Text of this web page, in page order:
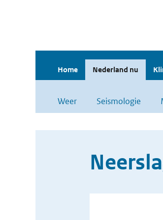
Home Nederland nu
Weer Seismologie